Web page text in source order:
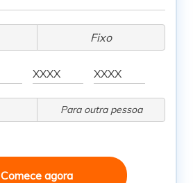
Fixo
Para outra pessoa
Comece agora